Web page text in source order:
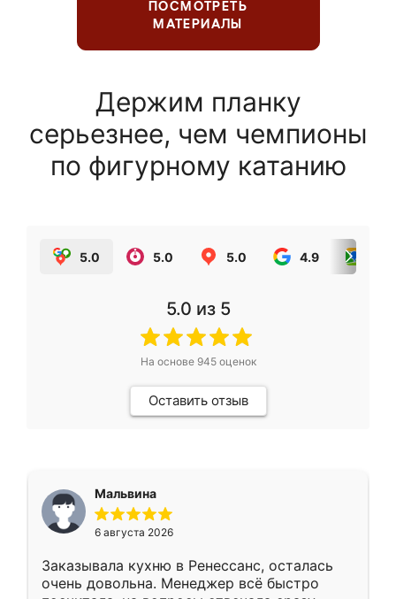
ПОСМОТРЕТЬ
МАТЕРИАЛЫ
Держим планку
серьезнее, чем чемпионы
по фигурному катанию
5.0 5.0 5.0 4.9
5.0 из 5
На основе 945оценок
Оставить отзыв
Мальвина
6 августа 2026
Заказывала кухню в Ренессанс, осталась
очень довольна. Менеджер всё быстро